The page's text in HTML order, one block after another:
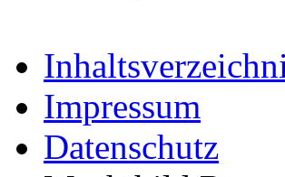
Impressum
Datenschutz